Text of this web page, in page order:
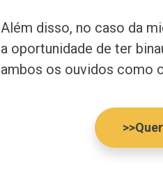
Além disso, no caso da
a oportunidade de ter
ambos os ouvidos como